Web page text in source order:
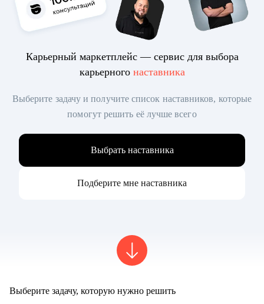
Карьерный маркетплейс — сервис для выбора
карьерного наставника
Выберите задачу и получите список наставников, которые
помогут решить её лучше всего
Выбрать наставника
Подберите мне наставника
Выберите задачу, которую нужно решить